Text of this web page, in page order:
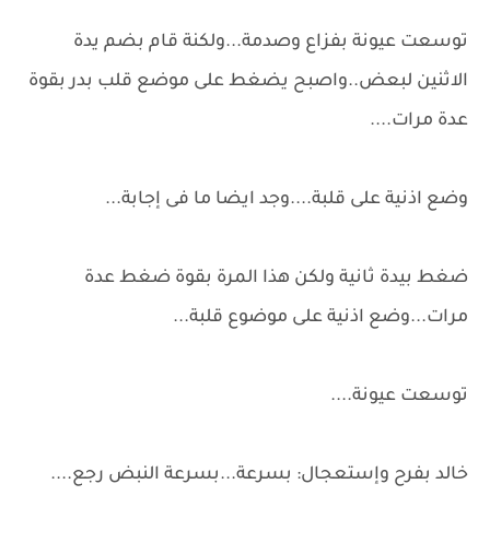
توسعت عيونة بفزاع وصدمة...ولكنة قام بضم يدة
الاثنين لبعض..واصبح يضغط على موضع قلب بدر بقوة
عدة مرات....
وضع اذنية على قلبة....وجد ايضا ما فى إجابة...
ضغط بيدة ثانية ولكن هذا المرة بقوة ضغط عدة
مرات...وضع اذنية على موضوع قلبة...
توسعت عيونة....
خالد بفرح وإستعجال: بسرعة...بسرعة النبض رجع....